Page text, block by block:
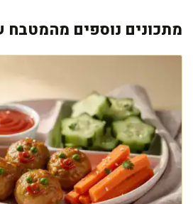
מתכונים נוספים מהמטבח